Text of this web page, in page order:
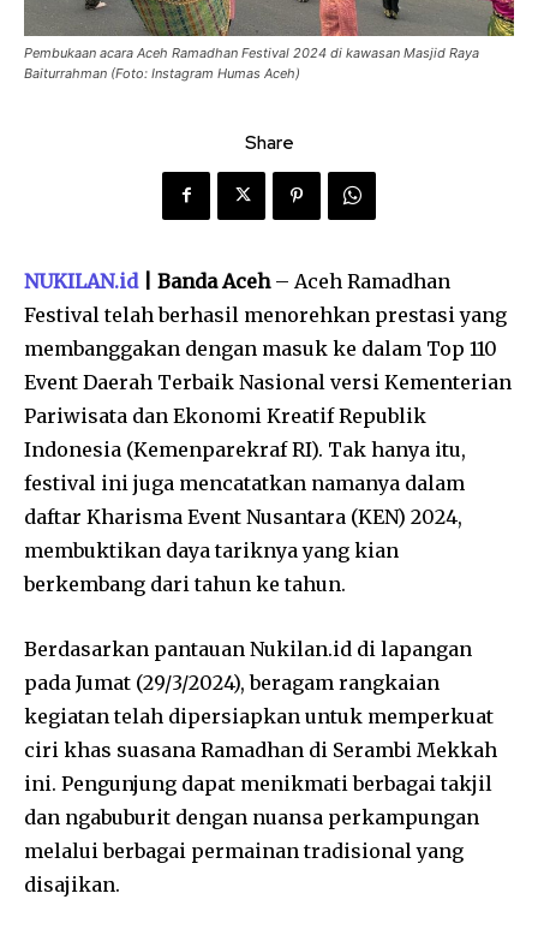
Pembukaan acara Aceh Ramadhan Festival 2024 di kawasan Masjid Raya
Baiturrahman (Foto: Instagram Humas Aceh)
Share
NUKILAN.id| Banda Aceh– Aceh Ramadhan
Festival telah berhasil menorehkan prestasi yang
membanggakan dengan masuk ke dalam Top 110
Event Daerah Terbaik Nasional versi Kementerian
Pariwisata dan Ekonomi Kreatif Republik
Indonesia (Kemenparekraf RI). Tak hanya itu,
festival ini juga mencatatkan namanya dalam
daftar Kharisma Event Nusantara (KEN) 2024,
membuktikan daya tariknya yang kian
berkembang dari tahun ke tahun.
Berdasarkan pantauan Nukilan.id di lapangan
pada Jumat (29/3/2024), beragam rangkaian
kegiatan telah dipersiapkan untuk memperkuat
ciri khas suasana Ramadhan di Serambi Mekkah
ini. Pengunjung dapat menikmati berbagai takjil
dan ngabuburit dengan nuansa perkampungan
melalui berbagai permainan tradisional yang
disajikan.